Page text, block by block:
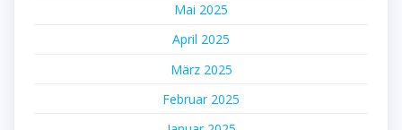
Mai 2025
April 2025
März 2025
Februar 2025